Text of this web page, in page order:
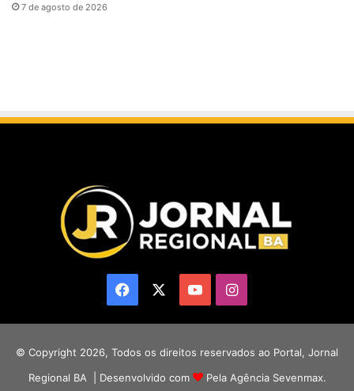
7 de agosto de 2026
Facebook YouTubeInstagram
© Copyright 2026, Todos os direitos reservados ao Portal, Jornal
Regional BA | Desenvolvido com
Pela Agência Sevenmax.